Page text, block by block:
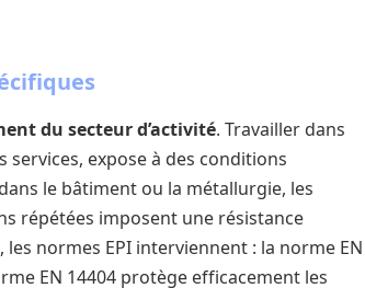
du secteur d’activité. Travailler dans
services, expose à des conditions
le bâtiment ou la métallurgie, les
répétées imposent une résistance
normes EPI interviennent : la norme EN
EN 14404 protège efficacement les